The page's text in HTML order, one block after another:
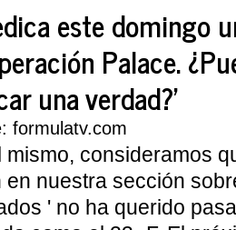
este domingo
Palace.
una verdad?'
formulatv.com
mismo, consideramos
en nuestra sección
' no ha querido